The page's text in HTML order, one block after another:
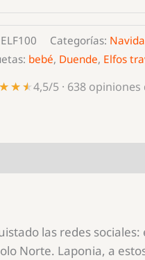
ELF100 Categorías:
bebé, Duende, Elfos
4,5/5 · 638
las redes sociales:
Norte. Laponia, a